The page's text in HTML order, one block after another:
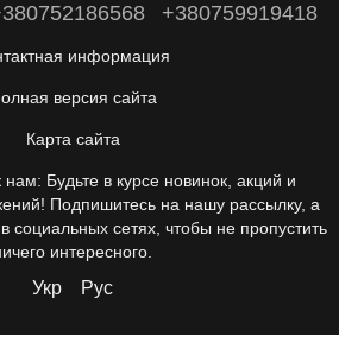
+380759919418
информация
версия сайта
Карта сайта
Будьте в курсе новинок, акций и
Подпишитесь на нашу рассылку, а
социальных сетях, чтобы не пропустить
интересного.
Укр Рус